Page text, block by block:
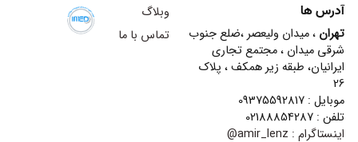
آدرس ها
تهران ، میدان ولیعصر ،ضلع جنوب
شرقی میدان ، مجتمع تجاری
ایرانیان، طبقه زیر همکف ، پلاک
26
موبایل : 09375592817
تلفن : 02188854287
اینستاگرام : amir_lenz@
وبلاگ
تماس با ما